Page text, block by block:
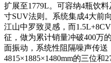
扩展至1779L。可容纳4瓶饮
寸SUV法则。系统集成4大前
江山中罗致灵感，而
征，做为累计销量冲破400万
面振动，系统性阻隔噪声传送
4815×1885×1480mm的三位和